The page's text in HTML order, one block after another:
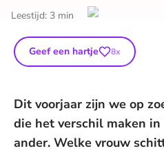
Leestijd: 3 min
Geef een hartje 8x
Dit voorjaar zijn we op
die het verschil maken
ander. Welke vrouw